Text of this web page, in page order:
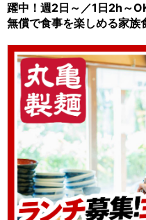
躍中！週2日～／1日2h～
無償で食事を楽しめる家族